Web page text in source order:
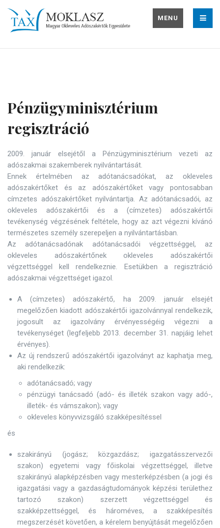
MENU
Pénzügyminisztérium
regisztráció
2009. január elsejétől a Pénzügyminisztérium vezeti az
adószakmai szakemberek nyilvántartását.
Ennek értelmében az adótanácsadókat, az okleveles
adószakértőket és az adószakértőket vagy pontosabban
címzetes adószakértőket nyilvántartja. Az adótanácsadói, az
okleveles adószakértői és a (címzetes) adószakértői
tevékenység végzésének feltétele, hogy az azt végezni kívánó
természetes személy szerepeljen a nyilvántartásban.
Az adótanácsadónak adótanácsadói végzettséggel, az
okleveles adószakértőnek okleveles adószakértői
végzettséggel kell rendelkeznie. Esetükben a regisztráció
adószakmai végzettséget igazol.
A (címzetes) adószakértő, ha 2009. január elsejét
megelőzően kiadott adószakértői igazolvánnyal rendelkezik,
jogosult az igazolvány érvényességéig végezni a
tevékenységet (legfeljebb 2013. december 31. napjáig lehet
érvényes).
Az új rendszerű adószakértői igazolványt az kaphatja meg,
aki rendelkezik:
adótanácsadó; vagy
pénzügyi tanácsadó (adó- és illeték szakon vagy adó-,
illeték- és vámszakon); vagy
okleveles könyvvizsgáló szakképesítéssel
és
szakirányú (jogász; közgazdász; igazgatásszervezői
szakon) egyetemi vagy főiskolai végzettséggel, illetve
szakirányú alapképzésben vagy mesterképzésben (a jogi és
igazgatási vagy a gazdaságtudományok képzési területhez
tartozó szakon) szerzett végzettséggel és
szakképzettséggel, és hároméves, a szakképesítés
megszerzését követően, a kérelem benyújtását megelőzően